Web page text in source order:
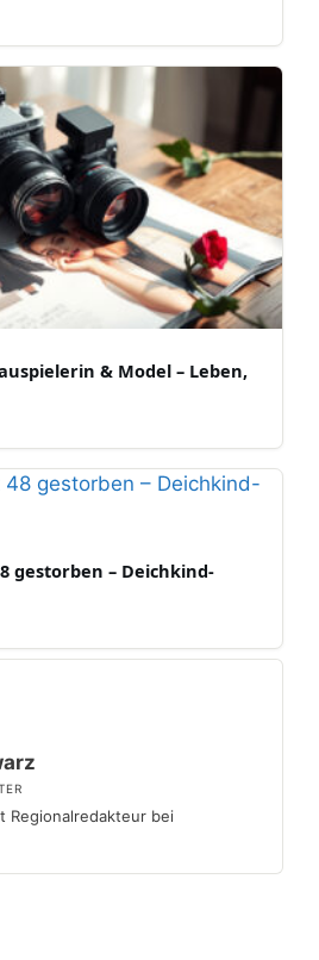
& Model – Leben,
gestorben – Deichkind-
Regionalredakteur bei